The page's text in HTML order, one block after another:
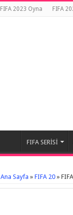
FIFA 2023 Oyna FIFA
FIFA SERİSİ
Ana Sayfa » FIFA 20 »